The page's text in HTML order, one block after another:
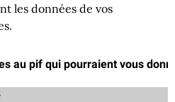
les données de vos
.
au pif qui pourraient vous